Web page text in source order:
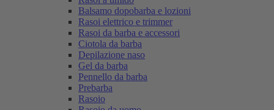
Balsamo dopobarba e lozioni
Rasoi elettrico e trimmer
Rasoi da barba e accessori
Ciotola da barba
Depilazione naso
Gel da barba
Pennello da barba
Prebarba
Rasoio